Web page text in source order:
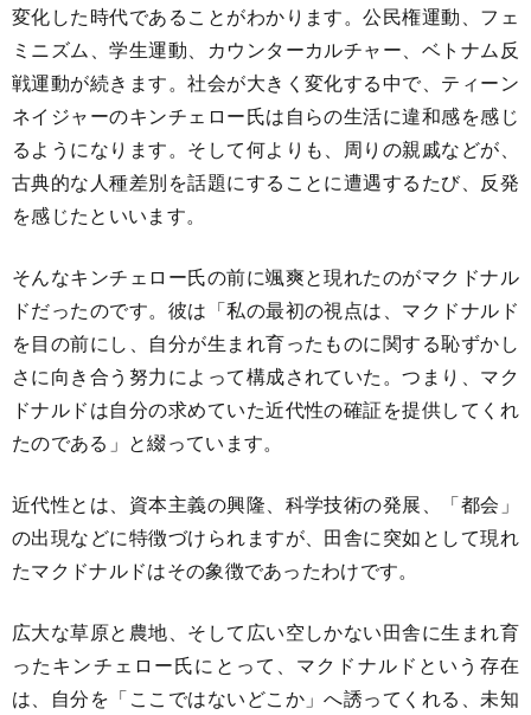
変化した時代であることがわかります。公民権運動、フェ
ミニズム、学生運動、カウンターカルチャー、ベトナム反
戦運動が続きます。社会が大きく変化する中で、ティーン
ネイジャーのキンチェロー氏は自らの生活に違和感を感じ
るようになります。そして何よりも、周りの親戚などが、
古典的な人種差別を話題にすることに遭遇するたび、反発
を感じたといいます。
そんなキンチェロー氏の前に颯爽と現れたのがマクドナル
ドだったのです。彼は「私の最初の視点は、マクドナルド
を目の前にし、自分が生まれ育ったものに関する恥ずかし
さに向き合う努力によって構成されていた。つまり、マク
ドナルドは自分の求めていた近代性の確証を提供してくれ
たのである」と綴っています。
近代性とは、資本主義の興隆、科学技術の発展、「都会」
の出現などに特徴づけられますが、田舎に突如として現れ
たマクドナルドはその象徴であったわけです。
広大な草原と農地、そして広い空しかない田舎に生まれ育
ったキンチェロー氏にとって、マクドナルドという存在
は、自分を「ここではないどこか」へ誘ってくれる、未知